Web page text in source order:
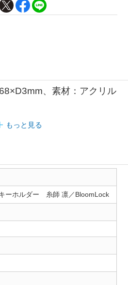
、素材：アクリル
もっと見る
ーホルダー 糸師 凛／BloomLock